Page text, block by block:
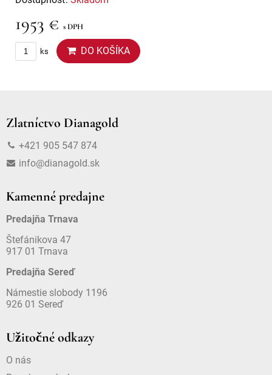
1953 € s DPH
ks DO KOŠÍKA
Zlatníctvo Dianagold
+421 905 547 874
info@dianagold.sk
Kamenné predajne
Predajňa Trnava
Štefánikova 47
917 01 Trnava
Predajňa Sereď
Námestie slobody 1196
926 01 Sereď
Užitočné odkazy
O nás